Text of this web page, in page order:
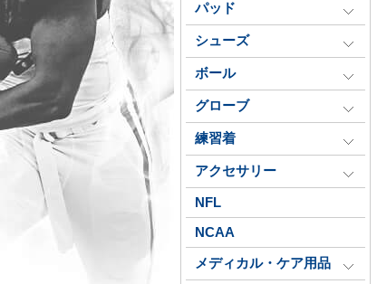
パッド
シューズ
ボール
グローブ
練習着
アクセサリー
NFL
NCAA
メディカル・ケア用品